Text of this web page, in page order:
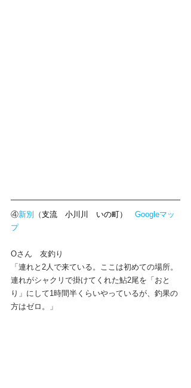
④新別 （支流　小川川　いの町） Googleマッ
プ
Oさん　友釣り
「連れと2人で来ている。ここは初めての場所。
連れがシャクリで掛けてくれた鮎2尾を「おと
り」にして1時間半くらいやっているが、釣果の
方はゼロ。」